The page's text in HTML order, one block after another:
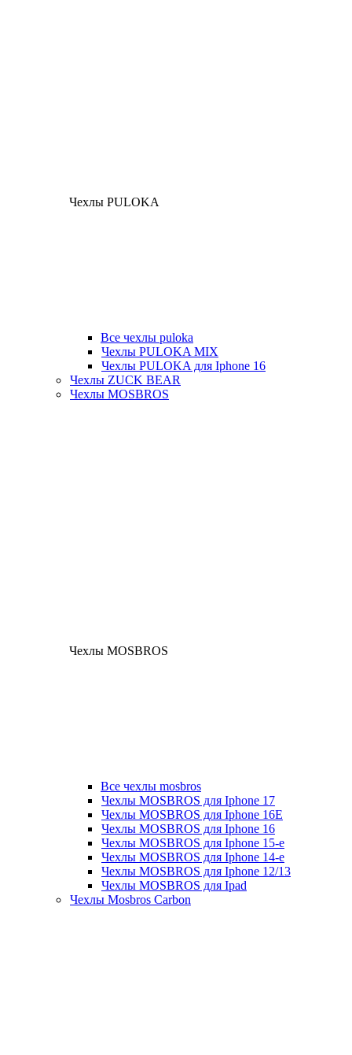
Чехлы PULOKA
Все чехлы puloka
Чехлы PULOKA MIX
Чехлы PULOKA для Iphone 16
Чехлы ZUCK BEAR
Чехлы MOSBROS
Чехлы MOSBROS
Все чехлы mosbros
Чехлы MOSBROS для Iphone 17
Чехлы MOSBROS для Iphone 16E
Чехлы MOSBROS для Iphone 16
Чехлы MOSBROS для Iphone 15-е
Чехлы MOSBROS для Iphone 14-е
Чехлы MOSBROS для Iphone 12/13
Чехлы MOSBROS для Ipad
Чехлы Mosbros Carbon